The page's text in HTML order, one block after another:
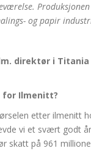
og papir
direktør i Titania
for Ilmenitt?
etter ilmenitt
vi et svært godt
skatt på 961